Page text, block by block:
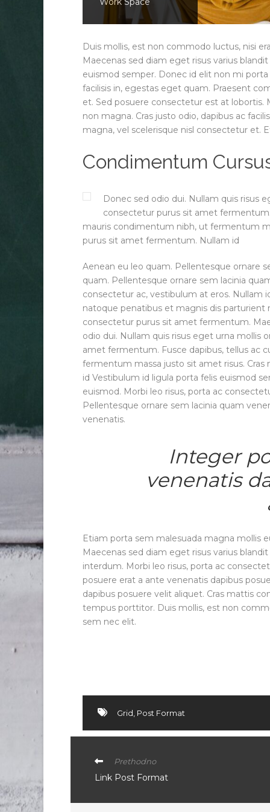
Duis mollis, est non commodo luctus, nisi
Maecenas sed diam eget risus varius
euismod semper. Donec id elit non mi
facilisis in, egestas eget quam. Praesent
et. Sed posuere consectetur est at lobortis.
non magna. Cras justo odio, dapibus ac
magna, vel scelerisque nisl consectetur et.
Condimentum
Donec sed odio dui. Nullam quis risus
consectetur purus sit amet
mauris condimentum nibh, ut fermentum
purus sit amet fermentum. Nullam id
Aenean eu leo quam. Pellentesque ornare
quam. Pellentesque ornare sem lacinia
consectetur ac, vestibulum at eros. Nullam
natoque penatibus et magnis dis parturient
consectetur purus sit amet fermentum.
odio dui. Nullam quis risus eget urna mollis
amet fermentum. Fusce dapibus, tellus ac
fermentum massa justo sit amet risus.
id Vestibulum id ligula porta felis euismod
euismod. Morbi leo risus, porta ac
Pellentesque ornare sem lacinia quam
venenatis.
Integer
venenatis
Etiam porta sem malesuada magna mollis
Maecenas sed diam eget risus varius
interdum. Morbi leo risus, porta ac
posuere erat a ante venenatis dapibus
dapibus posuere velit aliquet. Cras mattis
tempus porttitor. Duis mollis, est non
sem nec elit.
Grid, Post Format
Prethodno
Link Post Format